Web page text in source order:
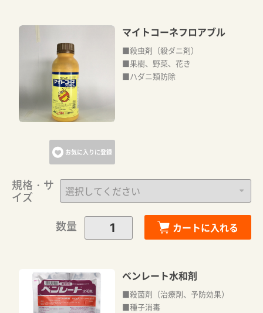
お気に入りに登録
マイトコーネフロアブル
■殺虫剤（殺ダニ剤）
■果樹、野菜、花き
■ハダニ類防除
規格・サ
イズ
数量
カートに入れる
ベンレート水和剤
■殺菌剤（治療剤、予防効果）
■種子消毒